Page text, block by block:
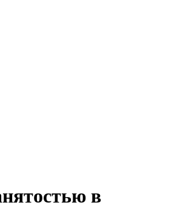
в